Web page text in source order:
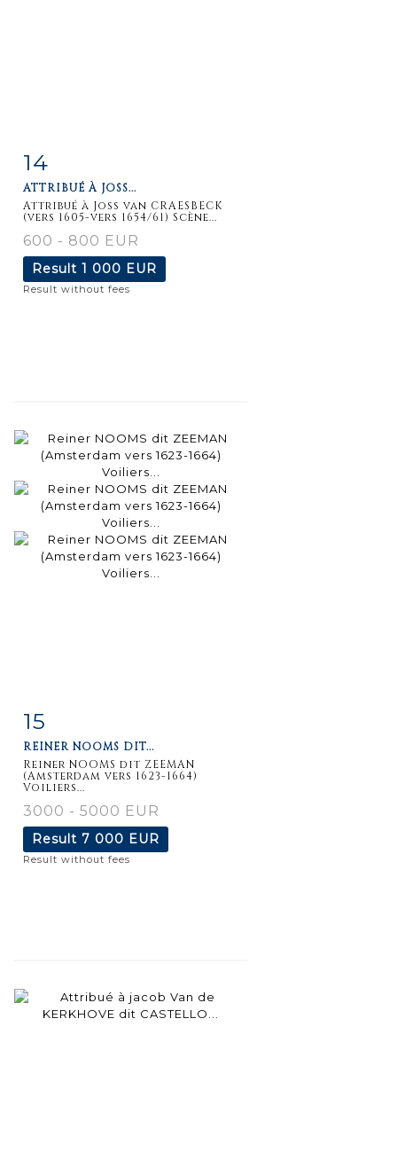
Item detail
14
ATTRIBUÉ À JOSS...
Attribué à Joss van CRAESBECK
(vers 1605-vers 1654/61) Scène...
600 - 800 EUR
Result 1 000 EUR
Result without fees
Item detail
15
REINER NOOMS DIT...
Reiner NOOMS dit ZEEMAN
(Amsterdam vers 1623-1664)
Voiliers...
3000 - 5000 EUR
Result 7 000 EUR
Result without fees